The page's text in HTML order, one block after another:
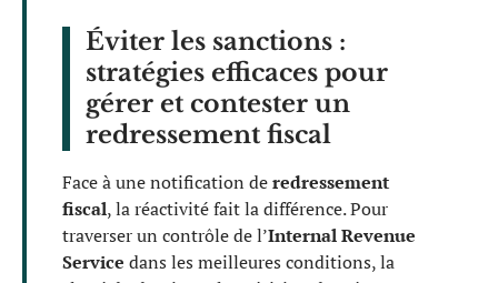
Éviter les sanctions :
stratégies efficaces pour
gérer et contester un
redressement fiscal
Face à une notification deredressement
fiscal, la réactivité fait la différence. Pour
traverser un contrôle de l’Internal Revenue
Service dans les meilleures conditions, la